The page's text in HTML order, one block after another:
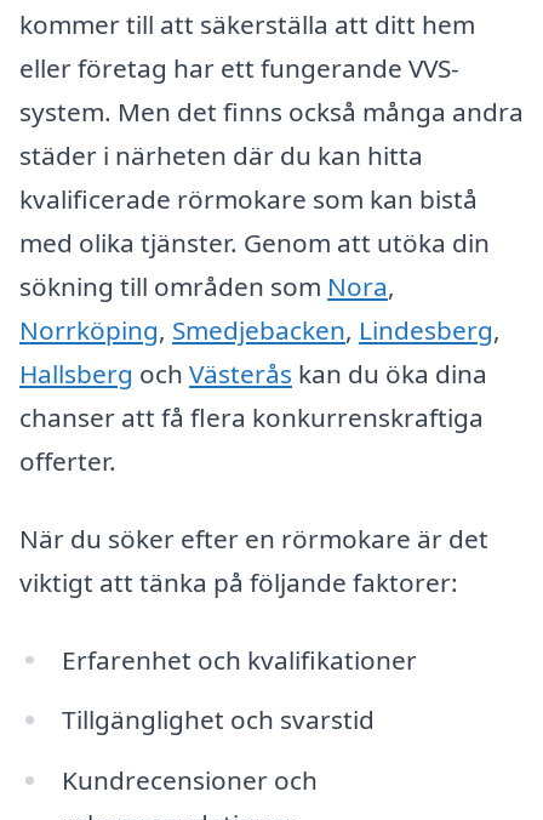
kommer till att säkerställa att ditt hem
eller företag har ett fungerande VVS-
system. Men det finns också många andra
städer i närheten där du kan hitta
kvalificerade rörmokare som kan bistå
med olika tjänster. Genom att utöka din
sökning till områden som Nora,
Norrköping, Smedjebacken, Lindesberg,
Hallsberg och Västerås kan du öka dina
chanser att få flera konkurrenskraftiga
offerter.
När du söker efter en rörmokare är det
viktigt att tänka på följande faktorer:
Erfarenhet och kvalifikationer
Tillgänglighet och svarstid
Kundrecensioner och